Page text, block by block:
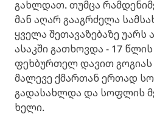
გახლდათ. თუმცა
მან აღარ გააგრძელა
ყველა შეთავაზებაზე
ასაკში გათხოვდა - 17
ფეხბურთელ დავით
მალევე ქმართან ერთად
გადასახლდა და სოფლის
ხელი.